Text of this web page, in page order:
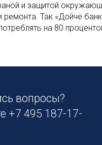
и защитой
ремонта. Так «Дойче
на 80
вопросы?
+7 495 187-17-